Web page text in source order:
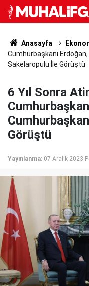
Anasayfa
Cumhurbaşkanı
Sakelaropulu İle Görüştü
6 Yıl Sonra
Görüştü
Yayınlanma: 07 Aralık 2023